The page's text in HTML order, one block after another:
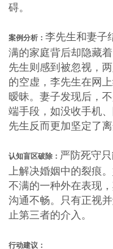
碍。
案例分析： 李先生和妻子
满的家庭背后却隐藏
先生则感到被忽视，
的空虚，李先生在网
暧昧。妻子发现后，
端手段，如没收手机
先生反而更加坚定了离
认知盲区破除： 严防死守
上解决婚姻中的裂痕
不满的一种外在表现
沟通不畅。只有正视
止第三者的介入。
行动建议：